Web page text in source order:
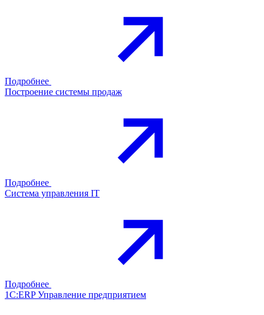
Подробнее
Построение системы продаж
Подробнее
Система управления IT
Подробнее
1С:ERP Управление предприятием